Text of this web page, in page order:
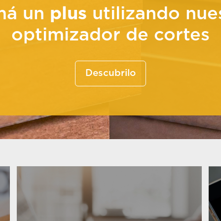
un plus utilizando
optimizador de cortes
Descubrilo